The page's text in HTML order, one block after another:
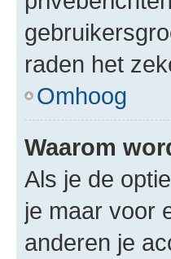
raden het
Omhoog
Waarom
Als je de optie
je maar voor
anderen je